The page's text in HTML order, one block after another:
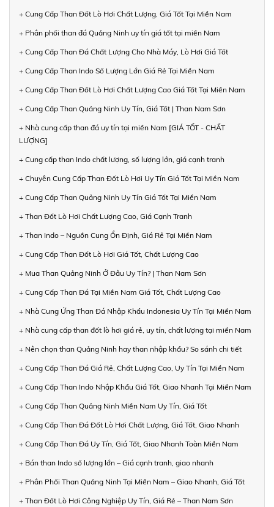
+ Cung Cấp Than Đốt Lò Hơi Chất Lượng, Giá Tốt Tại Miền Nam
+ Phân phối than đá Quảng Ninh uy tín giá tốt tại miền Nam
+ Cung Cấp Than Đá Chất Lượng Cho Nhà Máy, Lò Hơi Giá Tốt
+ Cung Cấp Than Indo Số Lượng Lớn Giá Rẻ Tại Miền Nam
+ Cung Cấp Than Đốt Lò Hơi Chất Lượng Cao Giá Tốt Tại Miền Nam
+ Cung Cấp Than Quảng Ninh Uy Tín, Giá Tốt | Than Nam Sơn
+ Nhà cung cấp than đá uy tín tại miền Nam [GIÁ TỐT - CHẤT
LƯỢNG]
+ Cung cấp than Indo chất lượng, số lượng lớn, giá cạnh tranh
+ Chuyên Cung Cấp Than Đốt Lò Hơi Uy Tín Giá Tốt Tại Miền Nam
+ Cung Cấp Than Quảng Ninh Uy Tín Giá Tốt Tại Miền Nam
+ Than Đốt Lò Hơi Chất Lượng Cao, Giá Cạnh Tranh
+ Than Indo – Nguồn Cung Ổn Định, Giá Rẻ Tại Miền Nam
+ Cung Cấp Than Đốt Lò Hơi Giá Tốt, Chất Lượng Cao
+ Mua Than Quảng Ninh Ở Đâu Uy Tín? | Than Nam Sơn
+ Cung Cấp Than Đá Tại Miền Nam Giá Tốt, Chất Lượng Cao
+ Nhà Cung Ứng Than Đá Nhập Khẩu Indonesia Uy Tín Tại Miền Nam
+ Nhà cung cấp than đốt lò hơi giá rẻ, uy tín, chất lượng tại miền Nam
+ Nên chọn than Quảng Ninh hay than nhập khẩu? So sánh chi tiết
+ Cung Cấp Than Đá Giá Rẻ, Chất Lượng Cao, Uy Tín Tại Miền Nam
+ Cung Cấp Than Indo Nhập Khẩu Giá Tốt, Giao Nhanh Tại Miền Nam
+ Cung Cấp Than Quảng Ninh Miền Nam Uy Tín, Giá Tốt
+ Cung Cấp Than Đá Đốt Lò Hơi Chất Lượng, Giá Tốt, Giao Nhanh
+ Cung Cấp Than Đá Uy Tín, Giá Tốt, Giao Nhanh Toàn Miền Nam
+ Bán than Indo số lượng lớn – Giá cạnh tranh, giao nhanh
+ Phân Phối Than Quảng Ninh Tại Miền Nam – Giao Nhanh, Giá Tốt
+ Than Đốt Lò Hơi Công Nghiệp Uy Tín, Giá Rẻ – Than Nam Sơn